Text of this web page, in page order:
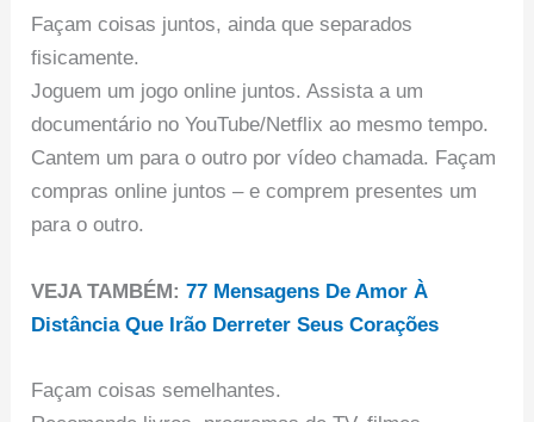
Façam coisas juntos, ainda que separados
fisicamente.
Joguem um jogo online juntos. Assista a um
documentário no YouTube/Netflix ao mesmo tempo.
Cantem um para o outro por vídeo chamada. Façam
compras online juntos – e comprem presentes um
para o outro.
VEJA TAMBÉM:77 Mensagens De Amor À
Distância Que Irão Derreter Seus Corações
Façam coisas semelhantes.